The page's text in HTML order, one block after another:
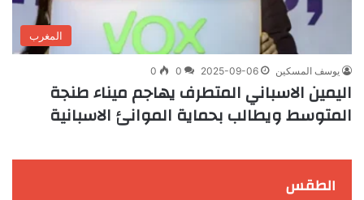
المغرب
يوسف المسكين 2025-09-06
0
0
اليمين الاسباني المتطرف يهاجم ميناء طنجة
المتوسط ويطالب بحماية الموانئ الاسبانية
الطقس